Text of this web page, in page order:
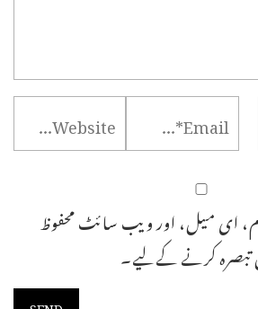
ای میل، اور ویب سائٹ محفوظ
تبصرہ کرنے کےلیے۔